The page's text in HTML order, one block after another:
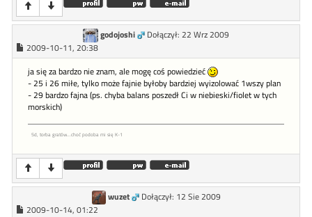
godojoshi
Dołączył: 22 Wrz 2009
2009-10-11, 20:38
ja się za bardzo nie znam, ale mogę coś powiedzieć
- 25 i 26 miłe, tylko może fajnie byłoby bardziej wyizolować 1wszy plan
- 29 bardzo fajna (ps. chyba balans poszedł Ci w niebieski/fiolet w tych
morskich)
5d, torba gratów...choć podoba mi się K-1
wuzet
Dołączył: 12 Sie 2009
2009-10-14, 01:22